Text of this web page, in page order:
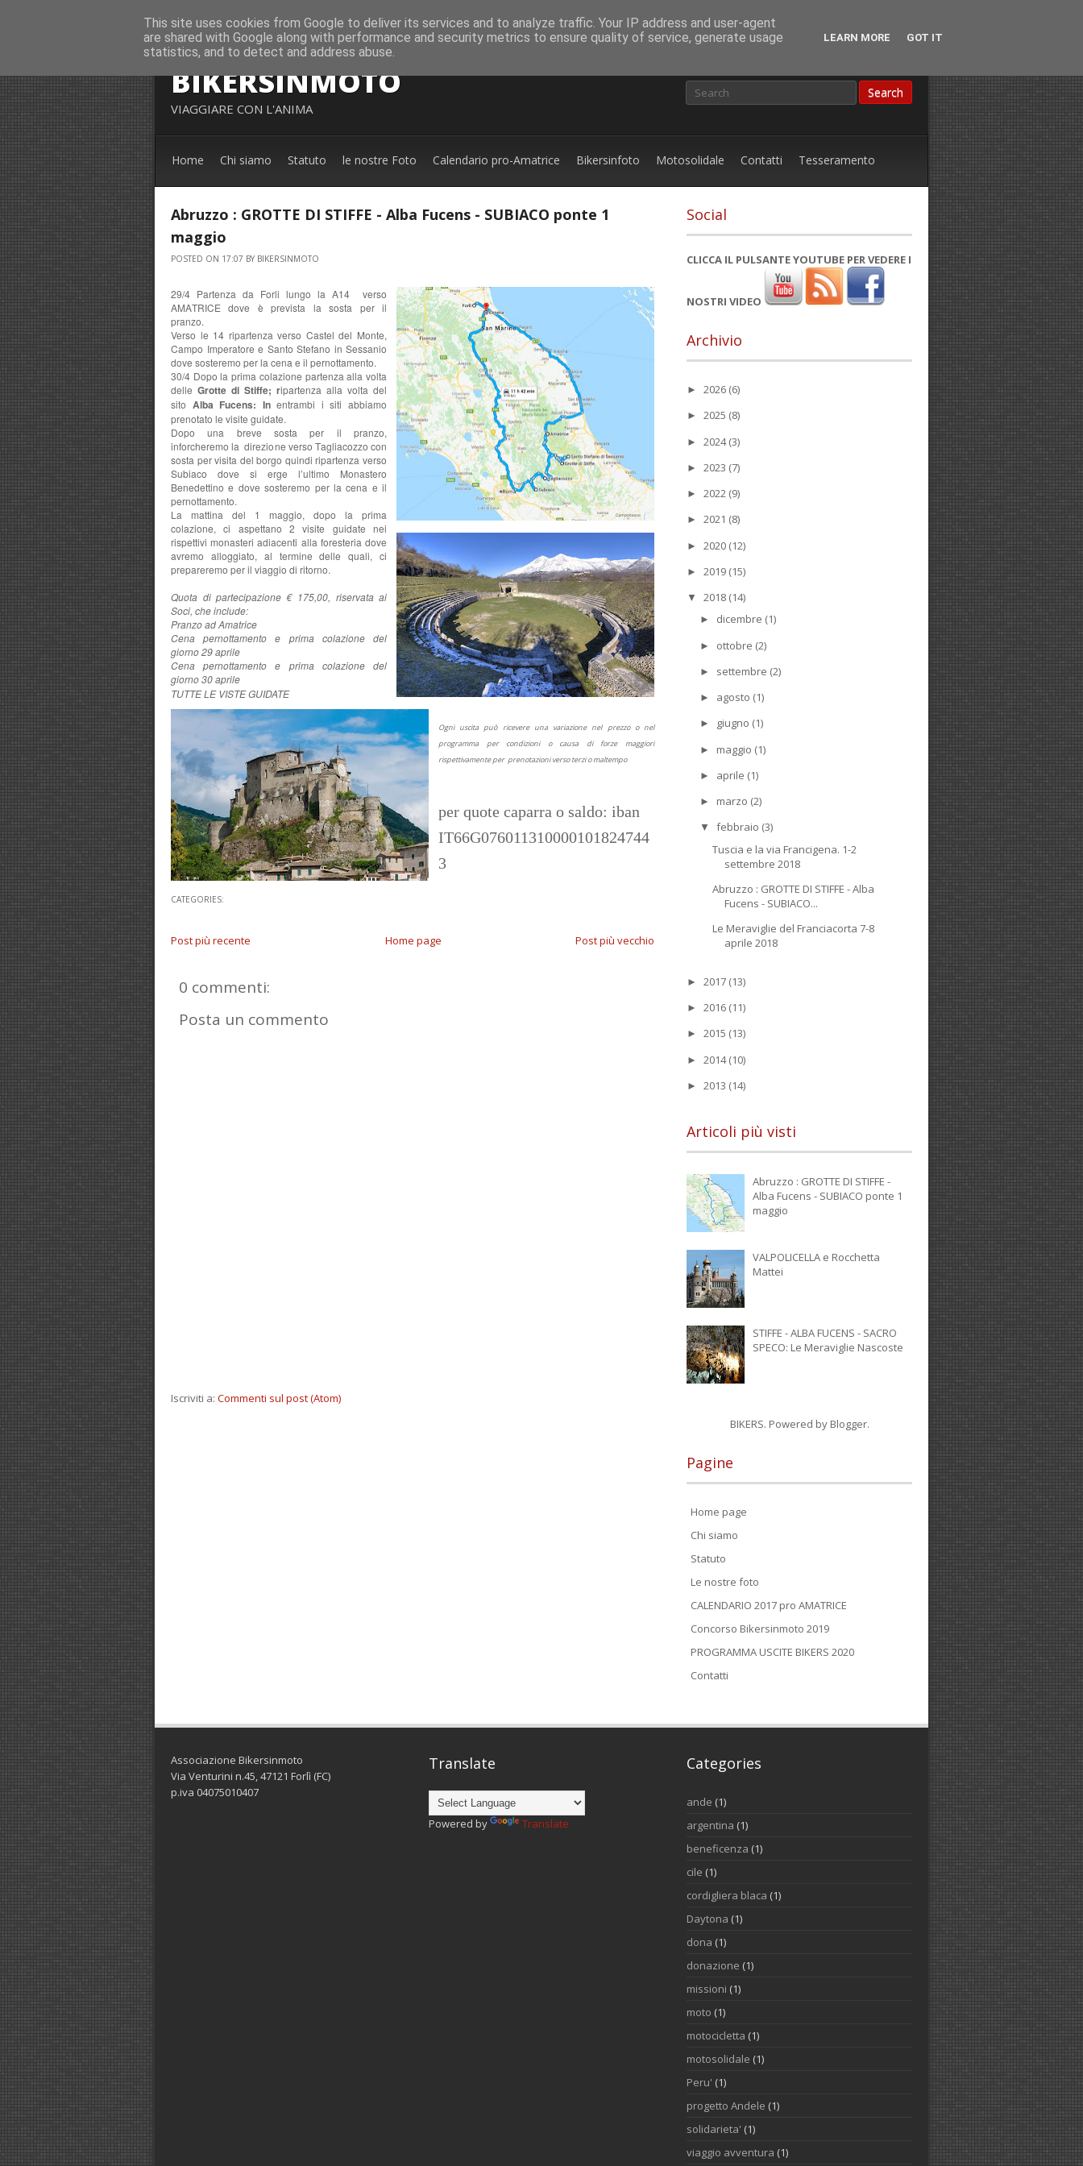
BIKERSINMOTO
VIAGGIARE CON L'ANIMA
Home Chi siamo Statuto le nostre Foto Calendario pro-Amatrice Bikersinfoto Motosolidale Contatti Tesseramento
Abruzzo : GROTTE DI STIFFE - Alba Fucens - SUBIACO ponte 1
maggio
POSTED ON 17:07 BY BIKERSINMOTO
29/4 Partenza da Forli lungo la A14 verso
AMATRICE dove è prevista la sosta per il
pranzo.
Verso le 14 ripartenza verso Castel del Monte,
Campo Imperatore e Santo Stefano in Sessanio
dove sosteremo per la cena e il pernottamento.
30/4 Dopo la prima colazione partenza alla volta
delle Grotte di Stiffe; ripartenza alla volta del
sito Alba Fucens: Inentrambi i siti abbiamo
prenotato le visite guidate.
Dopo una breve sosta per il pranzo,
inforcheremo la direzione verso Tagliacozzo con
sosta per visita del borgo quindi ripartenza verso
Subiaco dove si erge l’ultimo Monastero
Benedettino e dove sosteremo per la cena e il
pernottamento.
La mattina del 1 maggio, dopo la prima
colazione, ci aspettano 2 visite guidate nei
rispettivi monasteri adiacenti alla foresteria dove
avremo alloggiato, al termine delle quali, ci
prepareremo per il viaggio di ritorno.
Quota di partecipazione € 175,00, riservata ai
Soci, che include:
Pranzo ad Amatrice
Cena pernottamento e prima colazione del
giorno 29 aprile
Cena pernottamento e prima colazione del
giorno 30 aprile
TUTTE LE VISTE GUIDATE
Ogni uscita può ricevere una variazione nel prezzo o nel
programma per condizioni o causa di forze maggiori
rispettivamente per prenotazioni verso terzi o maltempo
per quote caparra o saldo: iban
IT66G076011310000101824744
3
CATEGORIES:
Post più recente Post più vecchio
Home page
0 commenti:
Posta un commento
Iscriviti a: Commenti sul post (Atom)
Social
CLICCA IL PULSANTE YOUTUBE PER VEDERE I
NOSTRI VIDEO
Archivio
► 2026 (6)
► 2025 (8)
► 2024(3)
► 2023 (7)
► 2022 (9)
► 2021 (8)
► 2020 (12)
► 2019 (15)
▼ 2018 (14)
► dicembre (1)
► ottobre (2)
► settembre (2)
► agosto (1)
► giugno (1)
► maggio (1)
► aprile (1)
► marzo (2)
▼ febbraio (3)
Tuscia e la via Francigena. 1-2
settembre 2018
Abruzzo : GROTTE DI STIFFE - Alba
Fucens - SUBIACO...
Le Meraviglie del Franciacorta 7-8
aprile 2018
► 2017 (13)
► 2016 (11)
► 2015 (13)
► 2014(10)
► 2013 (14)
Articoli più visti
Abruzzo : GROTTE DI STIFFE -
Alba Fucens - SUBIACO ponte 1
maggio
VALPOLICELLA e Rocchetta
Mattei
STIFFE - ALBA FUCENS - SACRO
SPECO: Le Meraviglie Nascoste
BIKERS. Powered by Blogger.
Pagine
Home page
Chi siamo
Statuto
Le nostre foto
CALENDARIO 2017 pro AMATRICE
Concorso Bikersinmoto 2019
PROGRAMMA USCITE BIKERS 2020
Contatti
Associazione Bikersinmoto
Via Venturini n.45, 47121 Forlì (FC)
p.iva 04075010407
Translate
Powered by Translate
Categories
ande (1)
argentina (1)
beneficenza (1)
cile (1)
cordigliera blaca (1)
Daytona (1)
dona (1)
donazione (1)
missioni (1)
moto (1)
motocicletta (1)
motosolidale (1)
Peru' (1)
progetto Andele (1)
solidarieta' (1)
viaggio avventura (1)
This site uses cookies from Google to deliver its services and to analyze traffic. Your IP address and user-agent
are shared with Google along with performance and security metrics to ensure quality of service, generate usage
statistics, and to detect and address abuse.
LEARN MORE GOT IT